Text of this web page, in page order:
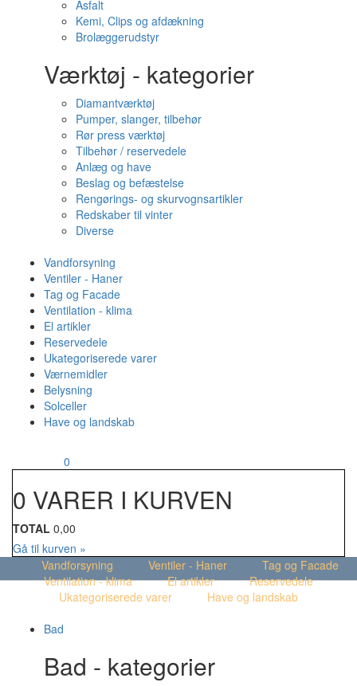
Asfalt
Kemi, Clips og afdækning
Brolæggerudstyr
Værktøj - kategorier
Diamantværktøj
Pumper, slanger, tilbehør
Rør press værktøj
Tilbehør / reservedele
Anlæg og have
Beslag og befæstelse
Rengørings- og skurvognsartikler
Redskaber til vinter
Diverse
Vandforsyning
Ventiler - Haner
Tag og Facade
Ventilation - klima
El artikler
Reservedele
Ukategoriserede varer
Værnemidler
Belysning
Solceller
Have og landskab
0
0 VARER I KURVEN
TOTAL 0,00
Gå til kurven »
Vandforsyning
Ventiler - Haner
Tag og Facade
Ventilation - klima
El artikler
Reservedele
Ukategoriserede varer
Have og landskab
Bad
Bad - kategorier